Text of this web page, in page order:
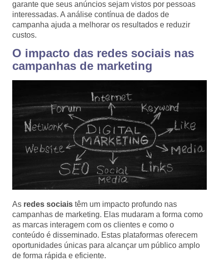
garante que seus anúncios sejam vistos por pessoas
interessadas. A análise contínua de dados de
campanha ajuda a melhorar os resultados e reduzir
custos.
O impacto das redes sociais nas
campanhas de marketing
As redes sociais têm um impacto profundo nas
campanhas de marketing. Elas mudaram a forma como
as marcas interagem com os clientes e como o
conteúdo é disseminado. Estas plataformas oferecem
oportunidades únicas para alcançar um público amplo
de forma rápida e eficiente.